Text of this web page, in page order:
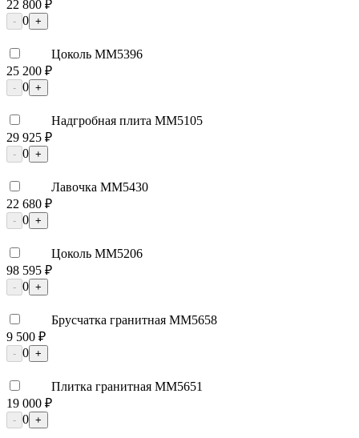
22 800 ₽
- 0 +
Цоколь ММ5396
25 200 ₽
- 0 +
Надгробная плита ММ5105
29 925 ₽
- 0 +
Лавочка ММ5430
22 680 ₽
- 0 +
Цоколь ММ5206
98 595 ₽
- 0 +
Брусчатка гранитная ММ5658
9 500 ₽
- 0 +
Плитка гранитная ММ5651
19 000 ₽
- 0 +